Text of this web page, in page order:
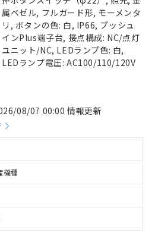
属ベゼル, フルガード形, モーメンタ
リ, ボタンの色: 白, IP66, プッシュ
インPlus端子台, 接点構成: NC/点灯
ユニット/NC, LEDランプ色: 白,
LEDランプ電圧: AC100/110/120V
08/07 00:00 情報更新
機種